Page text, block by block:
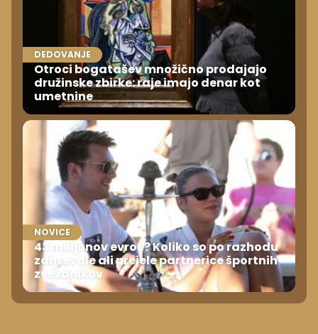
DEDOVANJE
Otroci bogatašev množično prodajajo
družinske zbirke: raje imajo denar kot
umetnine
NOVICE
43 milijonov evrov? Koliko so po razhodu
zahtevale ali prejele partnerice športnih
zvezdnikov